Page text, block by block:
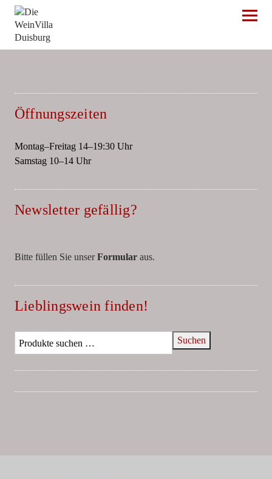
Die WeinVilla Duisburg
Öffnungszeiten
Montag–Freitag 14–19:30 Uhr
Samstag 10–14 Uhr
Newsletter gefällig?
Bitte füllen Sie unserFormularaus.
Lieblingswein finden!
Suchen